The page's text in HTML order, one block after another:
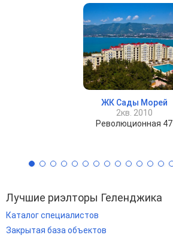
ЖК Сады Морей
2кв. 2010
Революционная 47
Лучшие риэлторы Геленджика
Каталог специалистов
Закрытая база объектов